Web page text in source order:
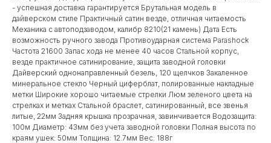
- успешная доставка гарантируется Брутальная модель в
дайверском стиле Практичный сатин везде, отличная читаемость
Механика с автоподзаводом, калибр 8210(21 камень) Дата Есть
возможность ручного завода Противоударная система Parashock
Частота 21600 Запас хода не менее 40 часов Стальной корпус,
везде практичное сатинирование, защита заводной головки
Дайверский однонаправленный безель, 120 щелчков Закаленное
минеральное стекло Черный циферблат, полированные накладные
метки Широкие хорошо читаемые стрелки Люм зеленого цвета на
стрелках и метках Стальной браслет, сатинированный, все звенья
литые, 22мм Задняя крышка прозрачная, завинчивается Водозащита:
100м Диаметр: 43мм без учета заводной головки Полная высота по
краям ушек: 50мм Толщина: 12.7мм Вес: 188г